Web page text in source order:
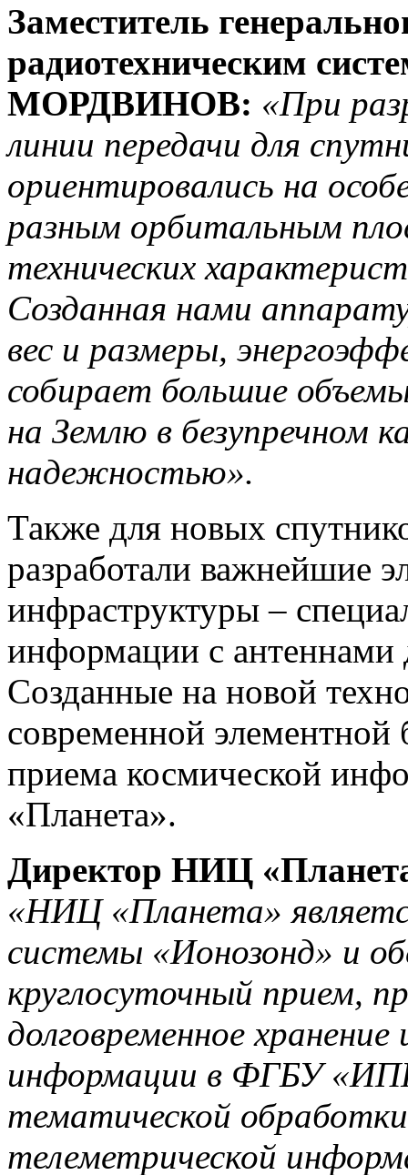
Заместитель
радиотехническим
МОРДВИНОВ: «При
линии передачи для
ориентировались на
разным орбитальным
технических
Созданная нами
вес и размеры,
собирает большие
на Землю в безупречном
надежностью».
Также для новых
разработали важнейшие
инфраструктуры –
информации с антеннами
Созданные на новой
современной элементной
приема космической
«Планета».
Директор НИЦ
«НИЦ «Планета»
системы «Ионозонд» и
круглосуточный прием,
долговременное хранение
информации в ФГБУ
тематической
телеметрической